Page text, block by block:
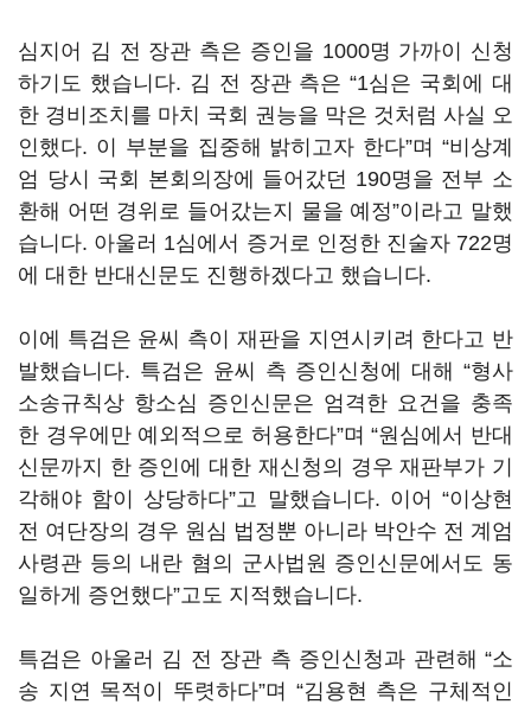
심지어 김 전 장관 측은 증인을 1000명 가까이 신청
하기도 했습니다. 김 전 장관 측은 “1심은 국회에 대
한 경비조치를 마치 국회 권능을 막은 것처럼 사실 오
인했다. 이 부분을 집중해 밝히고자 한다”며 “비상계
엄 당시 국회 본회의장에 들어갔던 190명을 전부 소
환해 어떤 경위로 들어갔는지 물을 예정”이라고 말했
습니다. 아울러 1심에서 증거로 인정한 진술자 722명
에 대한 반대신문도 진행하겠다고 했습니다.
이에 특검은 윤씨 측이 재판을 지연시키려 한다고 반
발했습니다. 특검은 윤씨 측 증인신청에 대해 “형사
소송규칙상 항소심 증인신문은 엄격한 요건을 충족
한 경우에만 예외적으로 허용한다”며 “원심에서 반대
신문까지 한 증인에 대한 재신청의 경우 재판부가 기
각해야 함이 상당하다”고 말했습니다. 이어 “이상현
전 여단장의 경우 원심 법정뿐 아니라 박안수 전 계엄
사령관 등의 내란 혐의 군사법원 증인신문에서도 동
일하게 증언했다”고도 지적했습니다.
특검은 아울러 김 전 장관 측 증인신청과 관련해 “소
송 지연 목적이 뚜렷하다”며 “김용현 측은 구체적인